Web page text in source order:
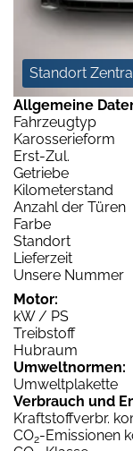
Standort
Allgemeine
Fahrzeugtyp
Karosserieform
Erst-Zul.
Getriebe
Kilometerstand
Anzahl der Türen
Farbe
Standort
Lieferzeit
Unsere Nummer
Motor:
kW / PS
Treibstoff
Hubraum
Umweltnormen:
Umweltplakette
Verbrauch und
Kraftstoffverbr.
CO2-Emissionen